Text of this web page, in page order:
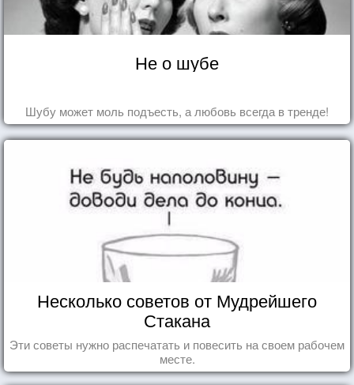
Не о шубе
Шубу может моль подъесть, а любовь всегда в тренде!
Несколько советов от Мудрейшего
Стакана
Эти советы нужно распечатать и повесить на своем рабочем
месте.